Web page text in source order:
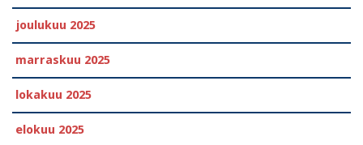
joulukuu 2025
marraskuu 2025
lokakuu 2025
elokuu 2025